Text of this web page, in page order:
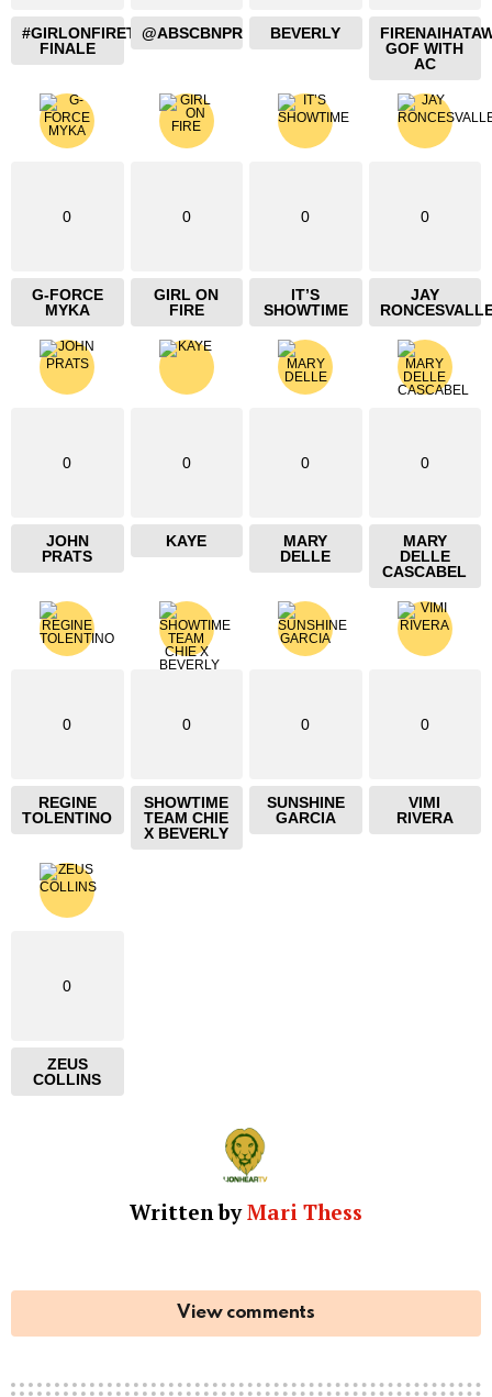
#GIRLONFIRETHEBLAZING
FINALE
@ABSCBNPR BEVERLY
GOF WITH
AC
0
G-FORCE
MYKA
0
GIRL ON
FIRE
0
IT’S
SHOWTIME
0
JAY
0
JOHN
PRATS
0
KAYE
0
MARY
DELLE
0
MARY
DELLE
CASCABEL
0
REGINE
TOLENTINO
0
SHOWTIME
TEAM CHIE
X BEVERLY
0
SUNSHINE
GARCIA
0
VIMI
RIVERA
0
ZEUS
COLLINS
Written byMari Thess
View comments